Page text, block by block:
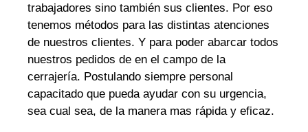
trabajadores sino también sus clientes. Por eso
tenemos métodos para las distintas atenciones
de nuestros clientes. Y para poder abarcar todos
nuestros pedidos de en el campo de la
cerrajería. Postulando siempre personal
capacitado que pueda ayudar con su urgencia,
sea cual sea, de la manera mas rápida y eficaz.